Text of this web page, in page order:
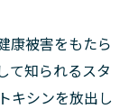
康被害をもたら
て知られるスタ
キシンを放出し